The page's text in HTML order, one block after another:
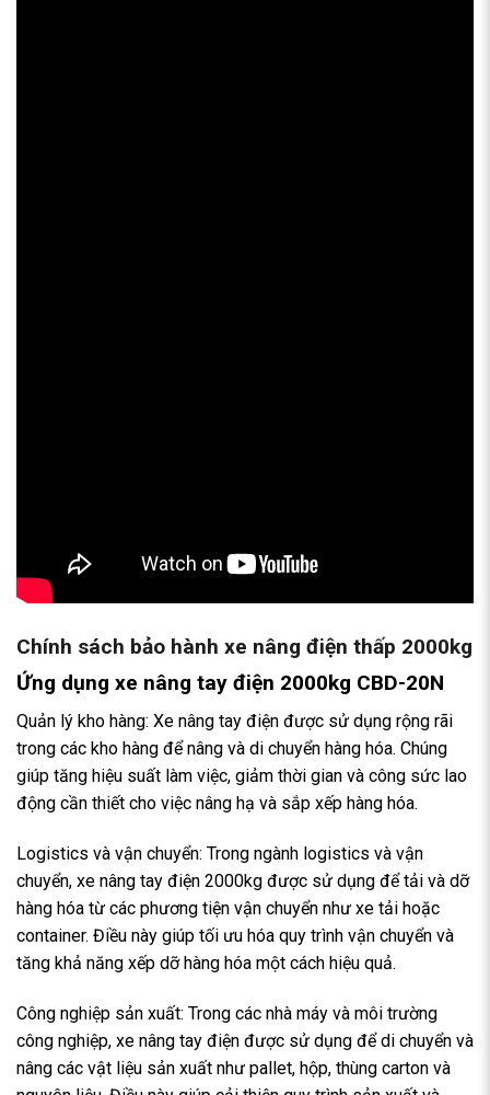
Chính sách bảo hành xe nâng điện thấp 2000kg
Ứng dụng xe nâng tay điện 2000kg CBD-20N
Quản lý kho hàng: Xe nâng tay điện được sử dụng rộng rãi
trong các kho hàng để nâng và di chuyển hàng hóa. Chúng
giúp tăng hiệu suất làm việc, giảm thời gian và công sức lao
động cần thiết cho việc nâng hạ và sắp xếp hàng hóa.
Logistics và vận chuyển: Trong ngành logistics và vận
chuyển, xe nâng tay điện 2000kg được sử dụng để tải và dỡ
hàng hóa từ các phương tiện vận chuyển như xe tải hoặc
container. Điều này giúp tối ưu hóa quy trình vận chuyển và
tăng khả năng xếp dỡ hàng hóa một cách hiệu quả.
Công nghiệp sản xuất: Trong các nhà máy và môi trường
công nghiệp, xe nâng tay điện được sử dụng để di chuyển và
nâng các vật liệu sản xuất như pallet, hộp, thùng carton và